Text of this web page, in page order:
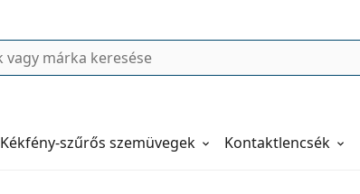
Kontaktlencsék
Kékfény-szűrős szemüvegek